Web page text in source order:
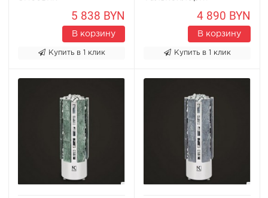
5 838 BYN
В корзину
Купить в 1 клик
4 890 BYN
В корзину
Купить в 1 клик